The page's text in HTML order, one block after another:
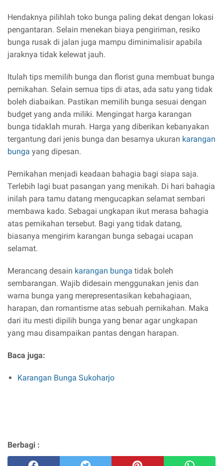
Hendaknya pilihlah toko bunga paling dekat dengan lokasi
pengantaran. Selain menekan biaya pengiriman, resiko
bunga rusak di jalan juga mampu diminimalisir apabila
jaraknya tidak kelewat jauh.
Itulah tips memilih bunga dan florist guna membuat bunga
pernikahan. Selain semua tips di atas, ada satu yang tidak
boleh diabaikan. Pastikan memilih bunga sesuai dengan
budget yang anda miliki. Mengingat harga karangan
bunga tidaklah murah. Harga yang diberikan kebanyakan
tergantung dari jenis bunga dan besarnya ukuran karangan
bunga yang dipesan.
Pernikahan menjadi keadaan bahagia bagi siapa saja.
Terlebih lagi buat pasangan yang menikah. Di hari bahagia
inilah para tamu datang mengucapkan selamat sembari
membawa kado. Sebagai ungkapan ikut merasa bahagia
atas pernikahan tersebut. Bagi yang tidak datang,
biasanya mengirim karangan bunga sebagai ucapan
selamat.
Merancang desain karangan bunga tidak boleh
sembarangan. Wajib didesain menggunakan jenis dan
warna bunga yang merepresentasikan kebahagiaan,
harapan, dan romantisme atas sebuah pernikahan. Maka
dari itu mesti dipilih bunga yang benar agar ungkapan
yang mau disampaikan pantas dengan harapan.
Baca juga:
Karangan Bunga Sukoharjo
Berbagi :